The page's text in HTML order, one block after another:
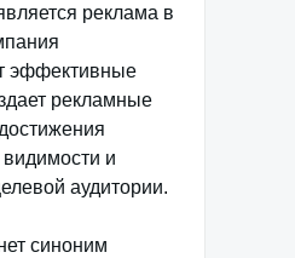
реклама в
эффективные
рекламные
и
аудитории.
синоним